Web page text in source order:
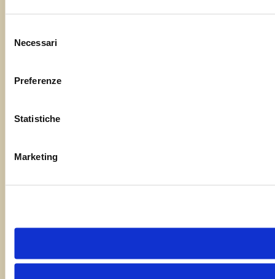
delNecessari
Preferenze
Statistiche
Marketing